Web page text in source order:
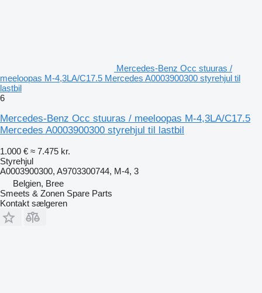
Mercedes-Benz Occ stuuras /
meeloopas M-4,3LA/C17.5 Mercedes A0003900300 styrehjul til
lastbil
6
Mercedes-Benz Occ stuuras / meeloopas M-4,3LA/C17.5
Mercedes A0003900300 styrehjul til lastbil
1.000 € ≈ 7.475 kr.
Styrehjul
A0003900300, A9703300744, M-4, 3
Belgien, Bree
Smeets & Zonen Spare Parts
Kontakt sælgeren